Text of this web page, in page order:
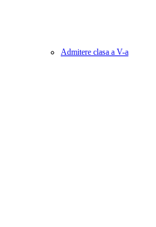
Admitere clasa a V-a